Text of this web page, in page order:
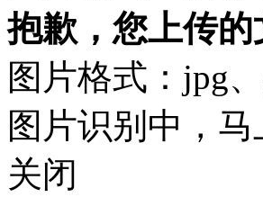
抱歉，您上传
图片格式：jpg
图片识别中，
关闭